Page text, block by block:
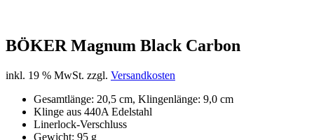
BÖKER Magnum Black Carbon
inkl. 19 % MwSt. zzgl. Versandkosten
Gesamtlänge: 20,5 cm, Klingenlänge: 9,0 cm
Klinge aus 440A Edelstahl
Linerlock-Verschluss
Gewicht: 95 g